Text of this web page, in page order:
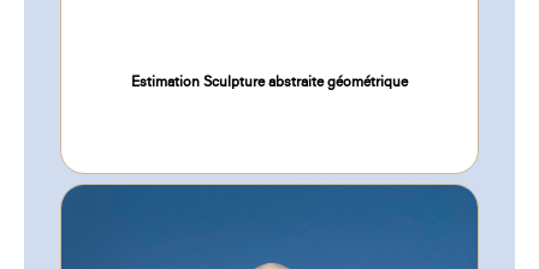
Estimation Sculpture abstraite géométrique